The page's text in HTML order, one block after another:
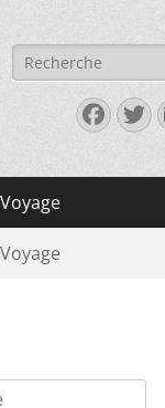
Rechercher :
Voyage
Voyage